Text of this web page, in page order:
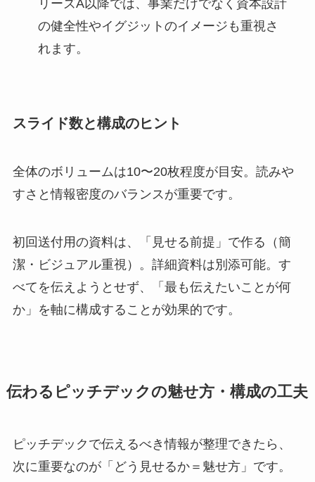
リーズA以降では、事業だけでなく資本設計
の健全性やイグジットのイメージも重視さ
れます。
スライド数と構成のヒント
全体のボリュームは10〜20枚程度が目安。読みや
すさと情報密度のバランスが重要です。
初回送付用の資料は、「見せる前提」で作る（簡
潔・ビジュアル重視）。詳細資料は別添可能。す
べてを伝えようとせず、「最も伝えたいことが何
か」を軸に構成することが効果的です。
伝わるピッチデックの魅せ方・構成の工夫
ピッチデックで伝えるべき情報が整理できたら、
次に重要なのが「どう見せるか＝魅せ方」です。